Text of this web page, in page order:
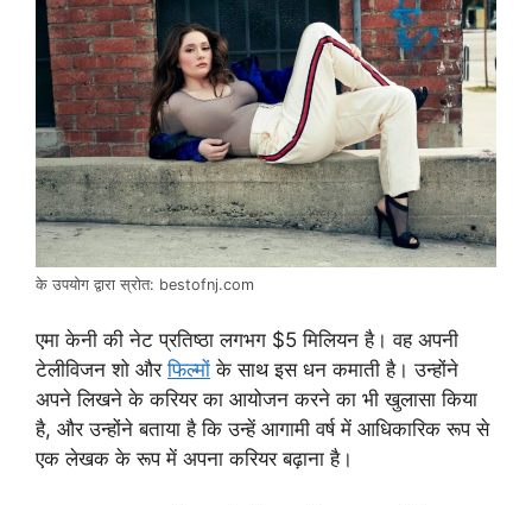
के उपयोग द्वारा स्रोत: bestofnj.com
एमा केनी की नेट प्रतिष्ठा लगभग $5 मिलियन है। वह अपनी
टेलीविजन शो औरफिल्मों के साथ इस धन कमाती है। उन्होंने
अपने लिखने के करियर का आयोजन करने का भी खुलासा किया
है, और उन्होंने बताया है कि उन्हें आगामी वर्ष में आधिकारिक रूप से
एक लेखक के रूप में अपना करियर बढ़ाना है।